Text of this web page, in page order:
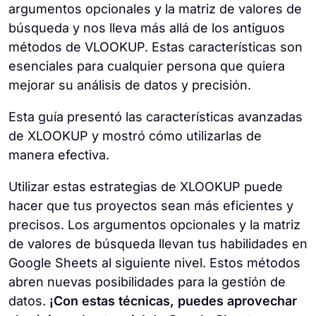
de búsqueda.
Escribe la fórmula Xlookup : Haz clic en la
celda donde quieras que aparezca el
resultado y escribe la fórmula Xlookup
=Xlookup(valor_de_búsqueda,
matriz_de_búsqueda, matriz_de_retorno).
Opcionalmente, puede incluir argumentos
adicionales para if_not_found, match_mode
y search_mode para personalizar el
comportamiento de la función.
Pulse Intro: Después de introducir la
fórmula, pulse Intro. Excel procesará la
función y mostrará el valor de retorno
coincidente en la celda seleccionada.
coincidencia para realizar búsquedas
complejas. Google Sheets ofrece la función
de filtro, que es más sencilla y puede
manejar fácilmente múltiples condiciones.
Esto te permite encontrar rápidamente los
una regla para tu búsqueda.
argumentos opcionales y la matriz de valores de
búsqueda y nos lleva más allá de los antiguos
métodos de VLOOKUP. Estas características son
esenciales para cualquier persona que quiera
mejorar su análisis de datos y precisión.
Esta guía presentó las características avanzadas
de XLOOKUP y mostró cómo utilizarlas de
manera efectiva.
Utilizar estas estrategias de XLOOKUP puede
hacer que tus proyectos sean más eficientes y
precisos. Los argumentos opcionales y la matriz
de valores de búsqueda llevan tus habilidades en
Google Sheets al siguiente nivel. Estos métodos
abren nuevas posibilidades para la gestión de
datos. ¡Con estas técnicas, puedes aprovechar